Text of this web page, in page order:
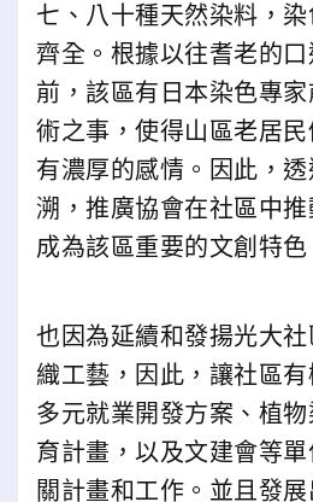
七、八十種天然染料，
齊全。根據以往耆老的
前，該區有日本染色專
術之事，使得山區老居
有濃厚的感情。因此，
溯，推廣協會在社區中推
成為該區重要的文創特色
也因為延續和發揚光大
織工藝，因此，讓社區
多元就業開發方案、植
育計畫，以及文建會等
關計畫和工作。並且發